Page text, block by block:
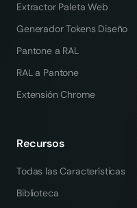
Extractor Paleta Web
Generador Tokens Diseño
Pantone a RAL
RAL a Pantone
Extensión Chrome
Recursos
Todas las Características
Biblioteca